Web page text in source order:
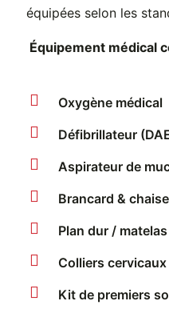
équipées selon les
Équipement médical
Oxygène médical
Défibrillateur
Aspirateur de
Brancard &
Plan dur /
Colliers cervicaux
Kit de premiers